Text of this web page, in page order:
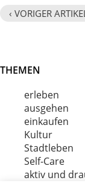
‹ VORIGER ARTIKEL
THEMEN
erleben
ausgehen
einkaufen
Kultur
Stadtleben
Self-Care
aktiv und